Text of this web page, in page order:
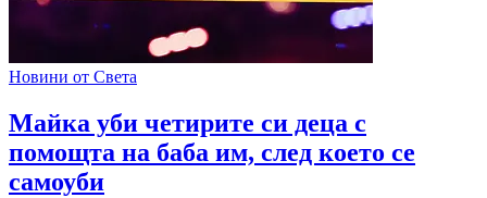
Новини от Света
Майка уби четирите си деца с
помощта на баба им, след което се
самоуби